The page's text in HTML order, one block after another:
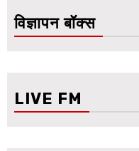
विज्ञापन बॉक्स
LIVE FM